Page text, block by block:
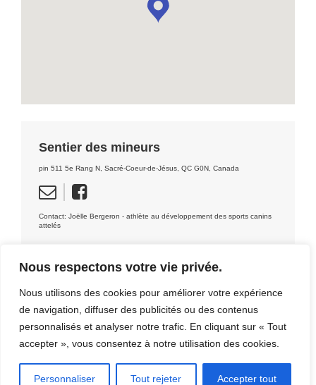
Nous respectons votre vie privée.
Nous utilisons des cookies pour améliorer votre expérience
de navigation, diffuser des publicités ou des contenus
personnalisés et analyser notre trafic. En cliquant sur « Tout
accepter », vous consentez à notre utilisation des cookies.
Personnaliser Tout rejeter Accepter tout
Sentier des mineurs
pin 511 5e Rang N, Sacré-Coeur-de-Jésus, QC G0N, Canada
Contact: Joëlle Bergeron - athlète au développement des sports canins
attelés
DÉCOUVRIR LA RÉGION
[CLIQUEZ ICI]